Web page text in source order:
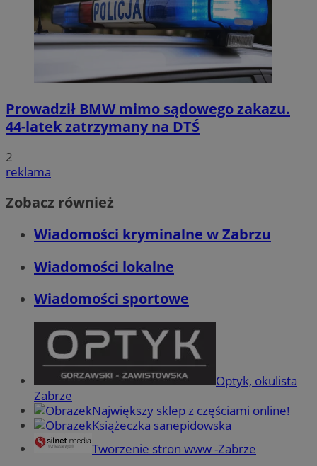
Prowadził BMW mimo sądowego zakazu.
44-latek zatrzymany na DTŚ
2
reklama
Zobacz również
Wiadomości kryminalne w Zabrzu
Wiadomości lokalne
Wiadomości sportowe
Optyk, okulista
Zabrze
Największy sklep z częściami online!
Książeczka sanepidowska
Tworzenie stron www -Zabrze